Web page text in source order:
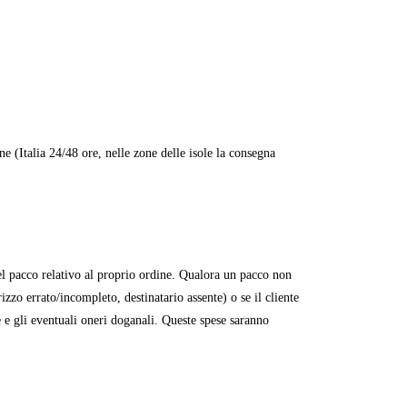
(Italia 24/48 ore, nelle zone delle isole la consegna
pacco relativo al proprio ordine. Qualora un pacco non
errato/incompleto, destinatario assente) o se il cliente
gli eventuali oneri doganali. Queste spese saranno